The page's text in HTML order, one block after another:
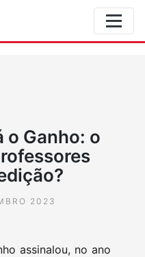
o Ganho: o
2023
assinalou, no ano